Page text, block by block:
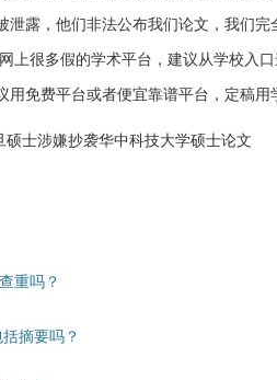
露，他们非法公布我们论文，我们完
上很多假的学术平台，建议从学校入
免费平台或者便宜靠谱平台，定稿用
重吗？
摘要吗？